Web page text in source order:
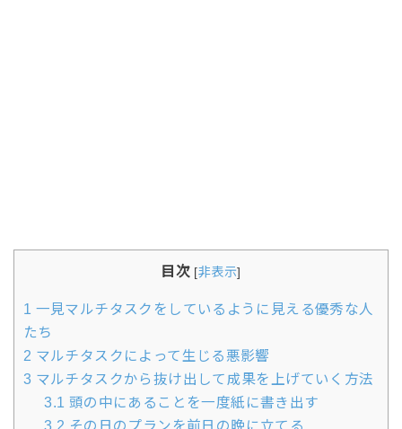
目次 [非表示]
1 一見マルチタスクをしているように見える優秀な人
たち
2 マルチタスクによって生じる悪影響
3 マルチタスクから抜け出して成果を上げていく方法
3.1 頭の中にあることを一度紙に書き出す